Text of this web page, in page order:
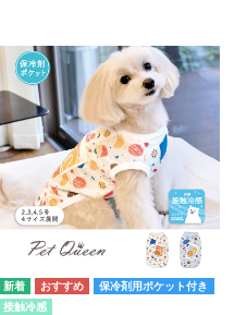
保冷剤用ポケット付き
接触冷感